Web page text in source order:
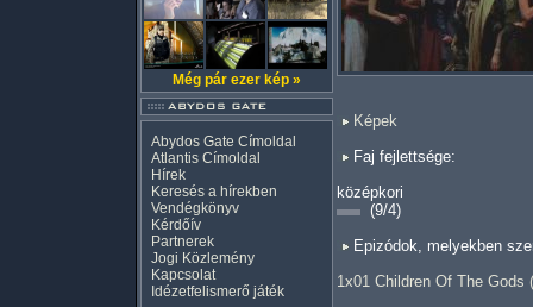
Még pár ezer kép »
Abydos Gate Címoldal
Atlantis Címoldal
Hírek
Keresés a hírekben
Vendégkönyv
Kérdőív
Partnerek
Jogi Közlemény
Kapcsolat
Idézetfelismerő játék
Képek
Faj fejlettsége:
középkori
(9/4)
Epizódok, melyekben
1x01 Children Of The Gods